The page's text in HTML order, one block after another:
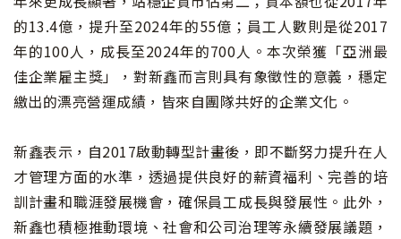
的13.4億，提升至2024年的55億；員工人數則是從2017
年的100人，成長至2024年的700人。本次榮獲「亞洲最
佳企業雇主獎」，對新鑫而言則具有象徵性的意義，穩定
繳出的漂亮營運成績，皆來自團隊共好的企業文化。
新鑫表示，自2017啟動轉型計畫後，即不斷努力提升在人
才管理方面的水準，透過提供良好的薪資福利、完善的培
訓計畫和職涯發展機會，確保員工成長與發展性。此外，
新鑫也積極推動環境、社會和公司治理等永續發展議題，